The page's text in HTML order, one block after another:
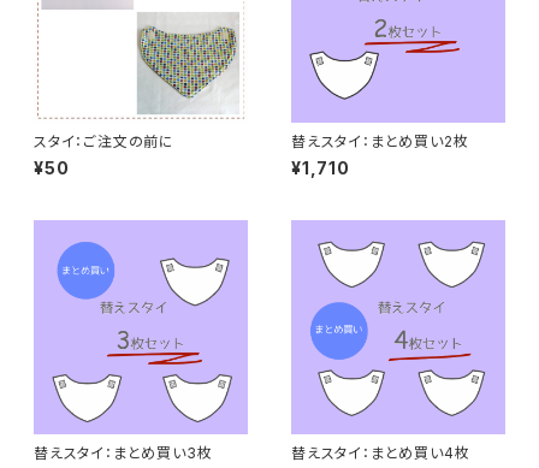
スタイ：ご注文の前に
¥50
替えスタイ：まとめ買い2枚
¥1,710
替えスタイ：まとめ買い3枚 替えスタイ：まとめ買い4枚